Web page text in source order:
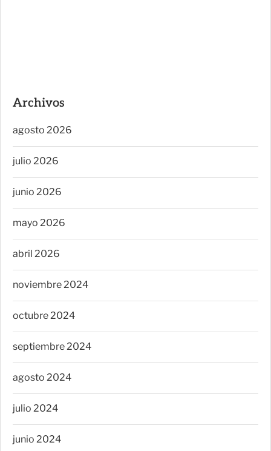
Archivos
agosto 2026
julio 2026
junio 2026
mayo 2026
abril 2026
noviembre 2024
octubre 2024
septiembre 2024
agosto 2024
julio 2024
junio 2024